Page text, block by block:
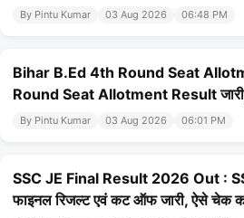
By Pintu Kumar 03 Aug 2026 06:48 PM
Bihar B.Ed 4th Round Seat
Round Seat Allotment Result
By Pintu Kumar 03 Aug 2026 06:01 PM
SSC JE Final Result 2026 Out :
फाइनल रिजल्ट एवं कट ऑफ जारी, ऐसे चेक